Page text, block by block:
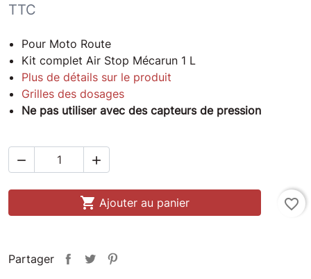
TTC
Pour Moto Route
Kit complet Air Stop Mécarun 1 L
Plus de détails sur le produit
Grilles des dosages
Ne pas utiliser avec des capteurs de pression
 
 Ajouter au panier favorite_border
Partager